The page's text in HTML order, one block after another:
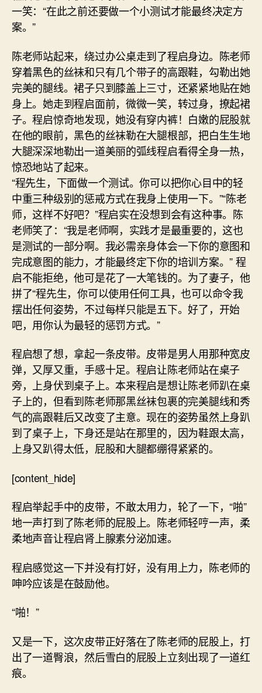
一笑：“在此之前还要做一个小测试才能最终决定方
案。”
陈老师站起来，绕过办公桌走到了程启身边。陈老师
穿着黑色的丝袜和只有几个带子的高跟鞋，勾勒出她
完美的腿线。裙子只到膝盖上三寸，还紧紧地贴在她
身上。她走到程启面前，微微一笑，转过身，撩起裙
子。程启惊奇地发现，她没有穿内裤！白嫩的屁股就
在他的眼前，黑色的丝袜勒在大腿根部，把白生生地
大腿深深地勒出一道美丽的弧线程启看得全身一热，
惊恐地站了起来。
“程先生，下面做一个测试。你可以把你心目中的轻
中重三种级别的惩戒方式在我身上使用一下。”“陈老
师，这样不好吧？”程启实在没想到会有这种事。陈
老师笑了：“我是老师啊，实践才是最重要的，这也
是测试的一部分啊。我必需亲身体会一下你的意图和
完成意图的能力，才能最终定下你的培训方案。” 程
启不能拒绝，他可是花了一大笔钱的。为了妻子，他
拼了“程先生，你可以使用任何工具，也可以命令我
摆出任何姿势，不过每样只能是五下。好了，开始
吧，用你认为最轻的惩罚方式。”
程启想了想，拿起一条皮带。皮带是男人用那种宽皮
弹，又厚又重，手感十足。程启让陈老师站在桌子
旁，上身伏到桌子上。本来程启是想让陈老师趴在桌
子上的，但看到陈老师那黑丝袜包裹的完美腿线和秀
气的高跟鞋后又改变了主意。现在的姿势虽然上身趴
到了桌子上，下身还是站在那里的，因为鞋跟太高，
上身又趴得太低，屁股和大腿都绷得紧紧的。
[content_hide]
程启举起手中的皮带，不敢太用力，轮了一下，“啪”
地一声打到了陈老师的屁股上。陈老师轻哼一声，柔
柔地声音让程启肾上腺素分泌加速。
程启感觉这一下并没有打好，没有用上力，陈老师的
呻吟应该是在鼓励他。
“啪！”
又是一下，这次皮带正好落在了陈老师的屁股上，打
出了一道臀浪，然后雪白的屁股上立刻出现了一道红
痕。